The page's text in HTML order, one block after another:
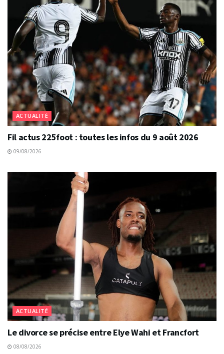
ACTUALITÉ
Fil actus 225foot : toutes les infos du 9 août 2026
09/08/2026
ACTUALITÉ
Le divorce se précise entre Elye Wahi et Francfort
08/08/2026